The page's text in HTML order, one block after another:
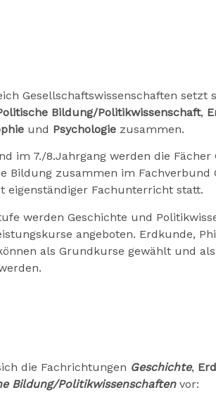
Gesellschaftswissenschaften setzt
Bildung/Politikwissenschaft,
und Psychologie zusammen.
im 7./8.Jahrgang werden die Fächer
Bildung zusammen im Fachverbund
eigenständiger Fachunterricht statt.
werden Geschichte und
angeboten. Erdkunde,
als Grundkurse gewählt und
die Fachrichtungen Geschichte,
Bildung/Politikwissenschaften vor: